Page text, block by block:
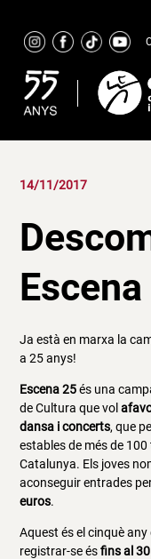
content
14/11/2017
Ja està en marxa la
a 25 anys!
Escena 25és una
de Cultura que vol
dansa i concerts, que
estables de més de
Catalunya. Els joves
aconseguir entrades
euros.
Aquest és el cinquè
registrar-se ésfins al